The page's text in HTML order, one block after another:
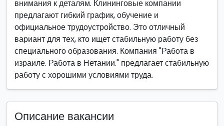
внимания к деталям. Клининговые компании
предлагают гибкий график, обучение и
официальное трудоустройство. Это отличный
вариант для тех, кто ищет стабильную работу без
специального образования. Компания "Работа в
израиле. Работа в Нетании." предлагает стабильную
работу с хорошими условиями труда.
Описание вакансии